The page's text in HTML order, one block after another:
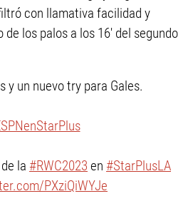
con llamativa facilidad y
de los palos a los 16' del segundo
y un nuevo try para Gales.
la #RWC2023 en #StarPlusLA
PXziQiWYJe